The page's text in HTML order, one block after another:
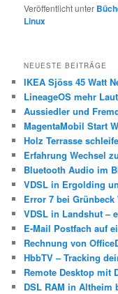
Veröffentlicht unter
Linux
NEUESTE BEITRÄGE
IKEA Sjöss 45 Watt
LineageOS mehr
Aussiedler und
MagentaMobil Start
Holz Terrasse
Erfahrung Wechsel
Bluetooth Audio im
VDSL in Ergolding
Error 7 bei Grünbeck
VDSL in Landshut –
E-Mail Postfach auf
Rechnung von
HbbTV – Tracking
Remote Desktop mit
DSL RAM in Altheim